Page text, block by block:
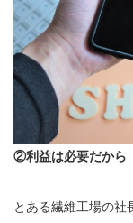
②利益は必要だから
とある繊維工場の社